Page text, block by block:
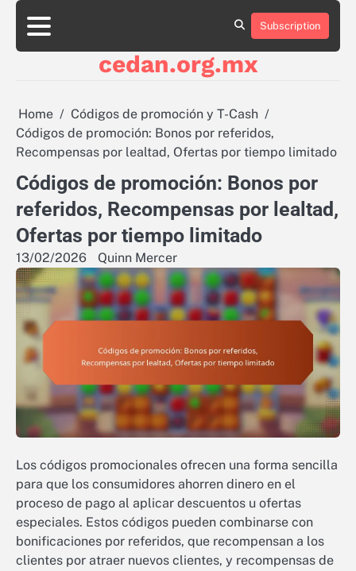
Skip
content
About
Contact
Cookie
Privacy
Sitemap
Terms
Conditions
Subscription
cedan.org.mx
Home
Códigos de promoción y T-Cash
Códigos de promoción: Bonos por referidos,
Recompensas por lealtad, Ofertas por tiempo limitado
Códigos de promoción: Bonos por
referidos, Recompensas por lealtad,
Ofertas por tiempo limitado
13/02/2026 Quinn Mercer
Los códigos promocionales ofrecen una forma sencilla
para que los consumidores ahorren dinero en el
proceso de pago al aplicar descuentos u ofertas
especiales. Estos códigos pueden combinarse con
bonificaciones por referidos, que recompensan a los
clientes por atraer nuevos clientes, y recompensas de